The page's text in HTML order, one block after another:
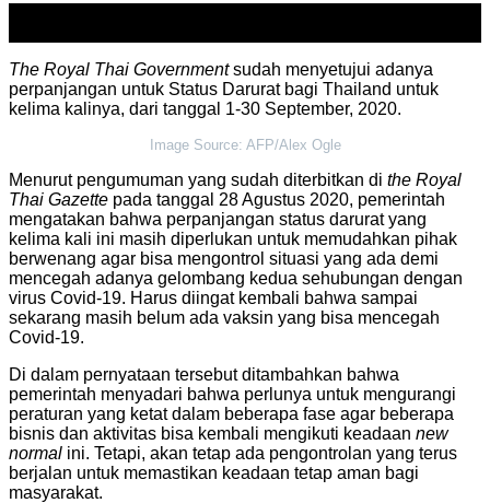
The Royal Thai Governmentsudah menyetujui adanya
perpanjangan untuk Status Darurat bagi Thailand untuk
kelima kalinya, dari tanggal 1-30 September, 2020.
Image Source: AFP/Alex Ogle
Menurut pengumuman yang sudah diterbitkan di the Royal
Thai Gazette pada tanggal 28 Agustus 2020, pemerintah
mengatakan bahwa perpanjangan status darurat yang
kelima kali ini masih diperlukan untuk memudahkan pihak
berwenang agar bisa mengontrol situasi yang ada demi
mencegah adanya gelombang kedua sehubungan dengan
virus Covid-19. Harus diingat kembali bahwa sampai
sekarang masih belum ada vaksin yang bisa mencegah
Covid-19.
Di dalam pernyataan tersebut ditambahkan bahwa
pemerintah menyadari bahwa perlunya untuk mengurangi
peraturan yang ketat dalam beberapa fase agar beberapa
bisnis dan aktivitas bisa kembali mengikuti keadaan new
normal ini. Tetapi, akan tetap ada pengontrolan yang terus
berjalan untuk memastikan keadaan tetap aman bagi
masyarakat.